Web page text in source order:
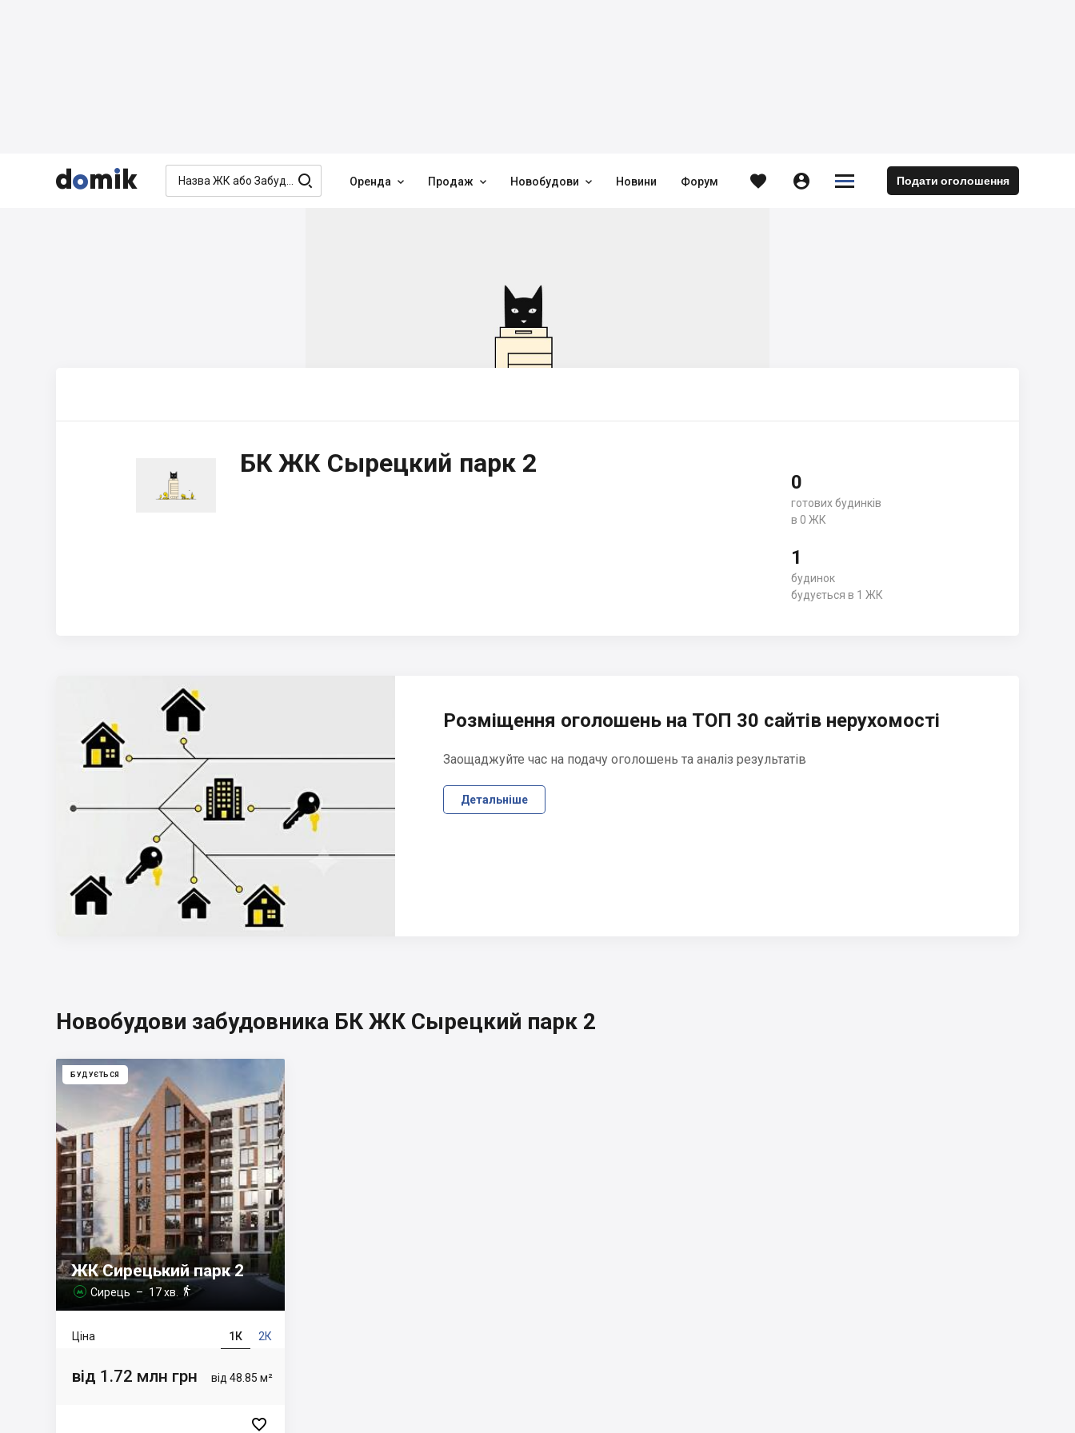


  Оренда  Продаж  Новобудови  Новини Форум   

 Подати оголошення
БК ЖК Сырецкий парк 2
0
готових будинків
в 0 ЖК
1
будинок
будується в 1 ЖК
Розміщення оголошень на ТОП 30 сайтів нерухомості
Заощаджуйте час на подачу оголошень та аналіз результатів
Детальніше
Новобудови забудовника БК ЖК Сырецкий парк 2
БУДУЄТЬСЯ
ЖК Сирецький парк 2
 Сирець – 17 хв. 
1К 2К
Ціна
від 48.85 м²
від 1.72 млн грн
